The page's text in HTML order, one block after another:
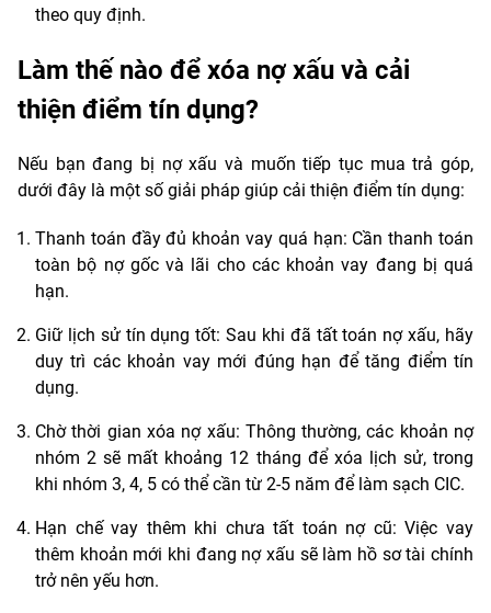
theo quy định.
Làm thế nào để xóa nợ xấu và cải
thiện điểm tín dụng?
Nếu bạn đang bị nợ xấu và muốn tiếp tục mua trả góp,
dưới đây là một số giải pháp giúp cải thiện điểm tín dụng:
Thanh toán đầy đủ khoản vay quá hạn: Cần thanh toán
toàn bộ nợ gốc và lãi cho các khoản vay đang bị quá
hạn.
Giữ lịch sử tín dụng tốt: Sau khi đã tất toán nợ xấu, hãy
duy trì các khoản vay mới đúng hạn để tăng điểm tín
dụng.
Chờ thời gian xóa nợ xấu: Thông thường, các khoản nợ
nhóm 2 sẽ mất khoảng 12 tháng để xóa lịch sử, trong
khi nhóm 3, 4, 5 có thể cần từ 2-5 năm để làm sạch CIC.
Hạn chế vay thêm khi chưa tất toán nợ cũ: Việc vay
thêm khoản mới khi đang nợ xấu sẽ làm hồ sơ tài chính
trở nên yếu hơn.